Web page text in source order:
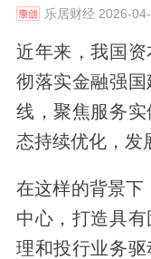
乐居财经2026-
近年来，我国
彻落实金融强
线，聚焦服务
态持续优化，发
在这样的背景下
中心，打造具
理和投行业务